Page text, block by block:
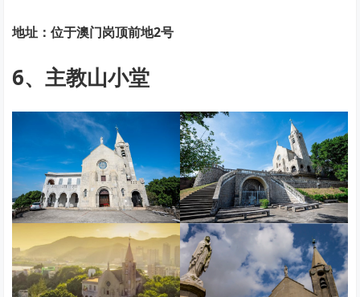
地址：位于澳门岗顶前地2号
6、主教山小堂